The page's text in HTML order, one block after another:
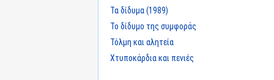
Τα δίδυμα (1989)
Το δίδυμο της συμφοράς
Τόλμη και αλητεία
Χτυποκάρδια και πενιές